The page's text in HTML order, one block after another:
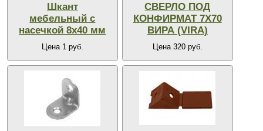
Шкант
мебельный с
насечкой 8х40 мм
Цена 1 руб.
СВЕРЛО ПОД
КОНФИРМАТ 7Х70
ВИРА (VIRA)
Цена 320 руб.